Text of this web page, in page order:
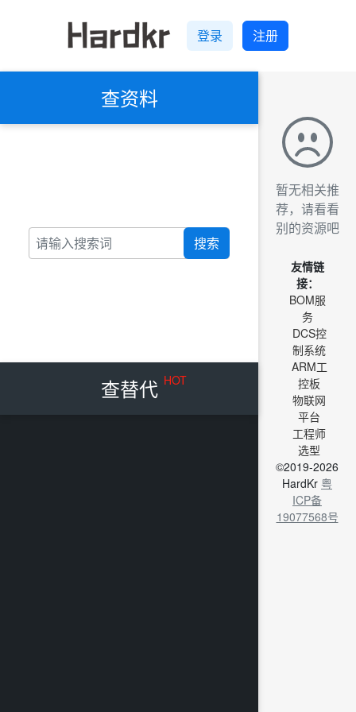
登录 注册
查资料
搜索
查替代 HOT
暂无相关推
荐，请看看
别的资源吧
友情链
接：
BOM服
务
DCS控
制系统
ARM工
控板
物联网
平台
工程师
选型
©2019-2026
HardKr 粤
ICP备
19077568号